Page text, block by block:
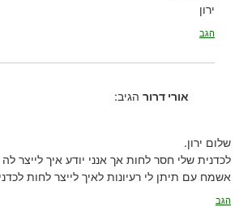
ירון
הגב
אורי דרור הגיב:
שלום ירון.
לכדנית שלי חסר לחות אך אנני יודע איך לייצר
אשמח עם תיתן לי רעיונות לאיך לייצר לחות
הגב